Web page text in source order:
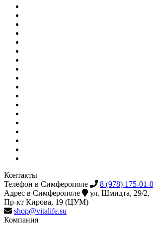
Контакты
Телефон в Симферополе
8 (978) 175-01-
Адрес в Симферополе
ул. Шмидта, 29/2,
Пр-кт Кирова, 19 (ЦУМ)
shop@vitalife.su
Компания